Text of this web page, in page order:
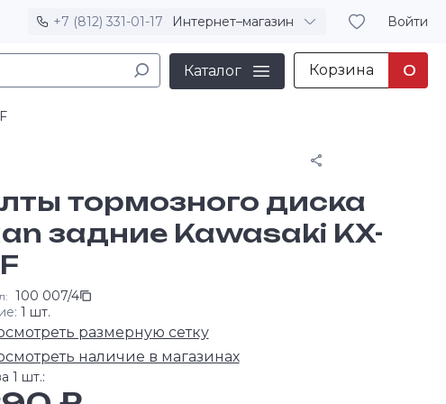
+7 (812) 331-01-17 Интернет–магазин Войти
Каталог Корзина 0
тормозного диска
задние Kawasaki KX-
100 007/4
1 шт.
размерную сетку
наличие в магазинах
1 шт.: